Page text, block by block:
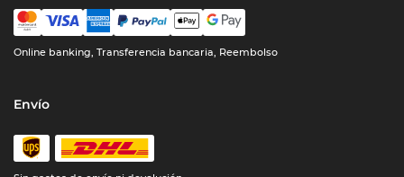
Online banking, Transferencia bancaria, Reembolso
Envío